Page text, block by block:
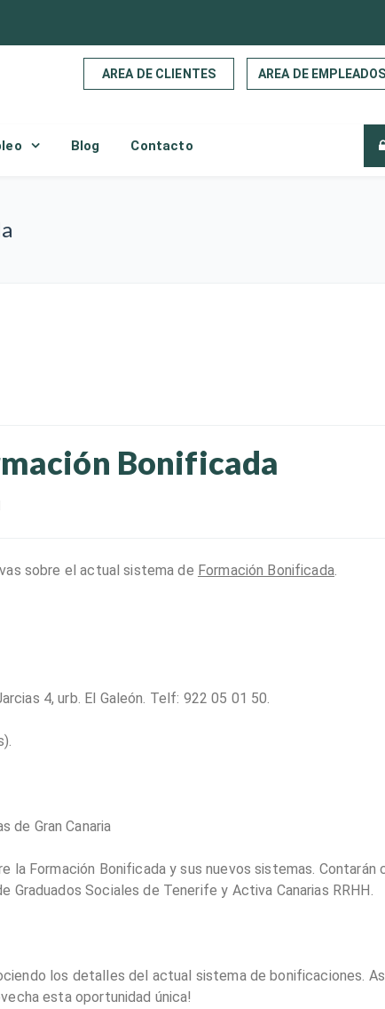
AREA DE CLIENTES AREA DE EMPLEADOS
Blog Contacto
Bonificada
sobre el actual sistema de Formación Bonificada.
4, urb. El Galeón. Telf: 922 05 01 50.
de Gran Canaria
Formación Bonificada y sus nuevos sistemas. Contarán
Sociales de Tenerife y Activa Canarias RRHH.
los detalles del actual sistema de bonificaciones.
esta oportunidad única!